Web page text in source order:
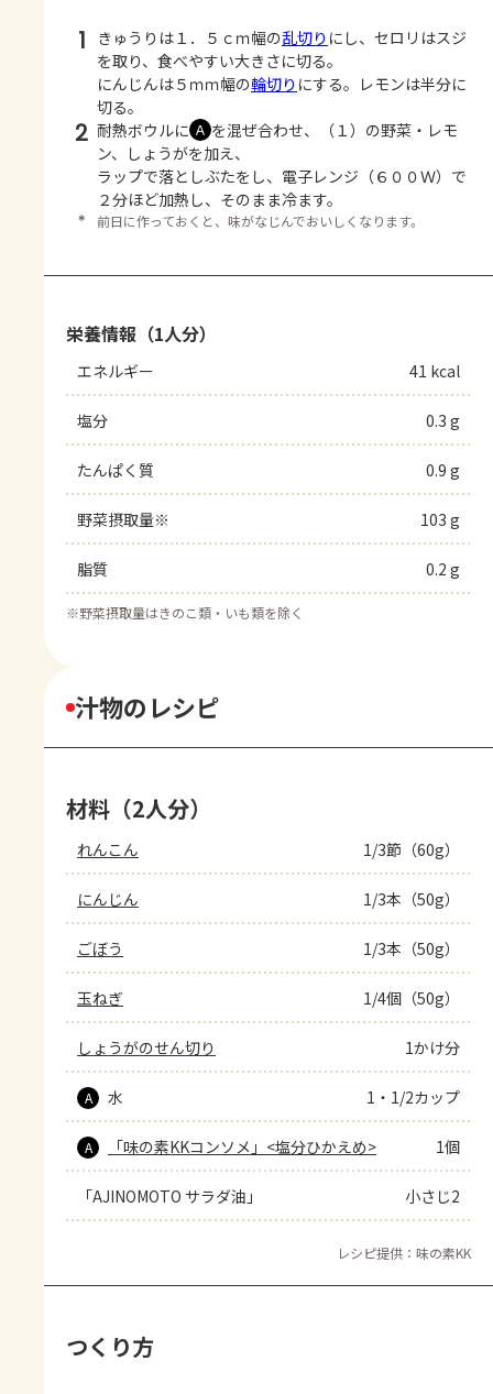
1 きゅうりは１．５ｃｍ幅の乱切り にし、セロリはスジ
を取り、食べやすい大きさに切る。
にんじんは５ｍｍ幅の輪切り にする。レモンは半分に
切る。
2 耐熱ボウルに Ａ を混ぜ合わせ、（１）の野菜・レモ
ン、しょうがを加え、
ラップで落としぶたをし、電子レンジ（６００Ｗ）で
２分ほど加熱し、そのまま冷ます。
＊ 前日に作っておくと、味がなじんでおいしくなります。
栄養情報（1人分）
エネルギー 41 kcal
塩分 0.3 g
たんぱく質 0.9 g
野菜摂取量※ 103 g
脂質 0.2 g
※野菜摂取量はきのこ類・いも類を除く
汁物のレシピ
材料（2人分）
れんこん 1/3節（60g）
にんじん 1/3本（50g）
ごぼう 1/3本（50g）
玉ねぎ 1/4個（50g）
しょうがのせん切り 1かけ分
A 水 1・1/2カップ
A 「味の素KKコンソメ」<塩分ひかえめ> 1個
「AJINOMOTO サラダ油」 小さじ2
レシピ提供：味の素KK
つくり方